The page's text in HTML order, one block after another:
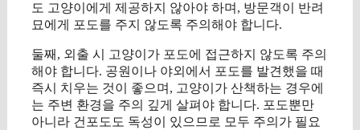
도 고양이에게 제공하지 않아야 하며, 방문객이 반려
묘에게 포도를 주지 않도록 주의해야 합니다.
둘째, 외출 시 고양이가 포도에 접근하지 않도록 주의
해야 합니다. 공원이나 야외에서 포도를 발견했을 때
즉시 치우는 것이 좋으며, 고양이가 산책하는 경우에
는 주변 환경을 주의 깊게 살펴야 합니다. 포도뿐만
아니라 건포도도 독성이 있으므로 모두 주의가 필요